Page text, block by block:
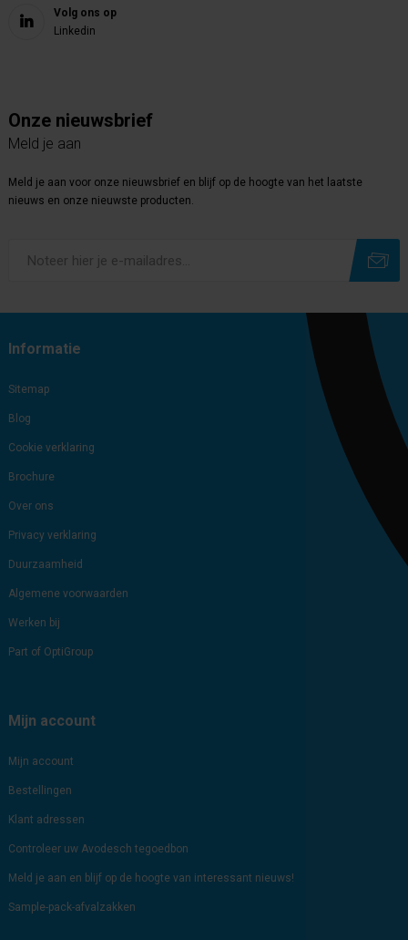
Volg ons op
Linkedin
Onze nieuwsbrief
Meld je aan
Meld je aan voor onze nieuwsbrief en blijf op de hoogte van het laatste
nieuws en onze nieuwste producten.
Informatie
Sitemap
Blog
Cookie verklaring
Brochure
Over ons
Privacy verklaring
Duurzaamheid
Algemene voorwaarden
Werken bij
Part of OptiGroup
Mijn account
Mijn account
Bestellingen
Klant adressen
Controleer uw Avodesch tegoedbon
Meld je aan en blijf op de hoogte van interessant nieuws!
Sample-pack-afvalzakken